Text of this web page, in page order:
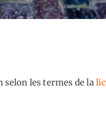
les termes de la